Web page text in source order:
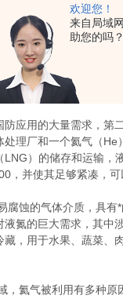
欢迎您！
来自局域
助您的吗？
的贡献者包括五位杰出的
对工作压力和温度的依
究人员研究了气体的性
英国物理学家杜瓦氏（
商
防应用的大量需求，第
理厂和一个氦气（He
LNG）的储存和运输，
，并使其足够紧凑，
腐蚀的气体介质，具有
液氮的巨大需求，其中
藏，用于水果、蔬菜、
，氦气被利用有多种